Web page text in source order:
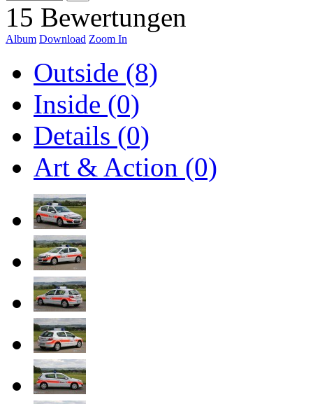
15 Bewertungen
Album Download Zoom In
Outside (8)
Inside (0)
Details (0)
Art & Action (0)